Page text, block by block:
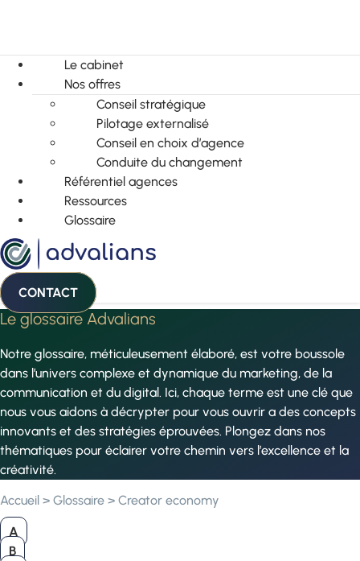
Le cabinet
Nos offres
Conseil stratégique
Pilotage externalisé
Conseil en choix d’agence
Conduite du changement
Référentiel agences
Ressources
Glossaire
CONTACT
Le glossaire Advalians
Notre glossaire, méticuleusement élaboré, est votre boussole
dans l’univers complexe et dynamique du marketing, de la
communication et du digital. Ici, chaque terme est une clé que
nous vous aidons à décrypter pour vous ouvrir a des concepts
innovants et des stratégies éprouvées. Plongez dans nos
thématiques pour éclairer votre chemin vers l’excellence et la
créativité.
Accueil > Glossaire > Creator economy
A
B